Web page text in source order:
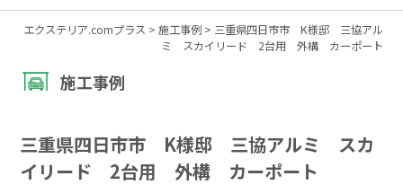
エクステリア.comプラス > 施工事例> 三重県四日市市 K様邸 三協アル
ミ スカイリード 2台用 外構 カーポート
施工事例
三重県四日市市 K様邸 三協アルミ スカ
イリード 2台用 外構 カーポート